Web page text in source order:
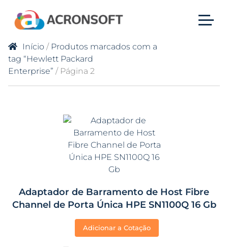
Início / Produtos marcados com a
tag “Hewlett Packard
Enterprise” / Página 2
Adaptador de Barramento de Host Fibre
Channel de Porta Única HPE SN1100Q 16 Gb
Adicionar a Cotação